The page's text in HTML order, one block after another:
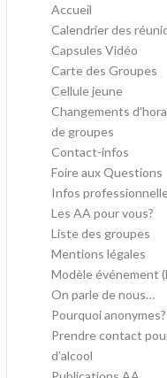
Accueil
Calendrier des
Capsules Vidéo
Carte des Groupes
Cellule jeune
Changements
de groupes
Contact-infos
Foire aux Questions
Infos
Les AA pour vous?
Liste des groupes
Mentions légales
Modèle événement
On parle de nous…
Pourquoi anonymes?
Prendre contact
d’alcool